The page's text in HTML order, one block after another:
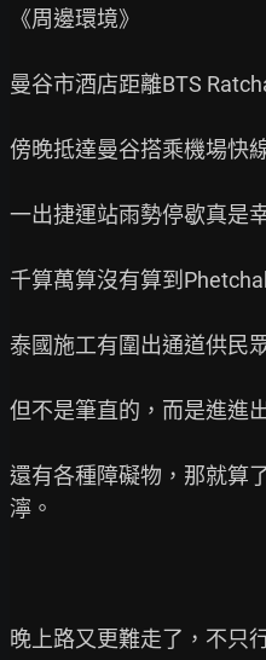
《周邊環境》
曼谷市酒店距離BTS
傍晚抵達曼谷搭乘機場快
一出捷運站雨勢停歇真是
千算萬算沒有算到
泰國施工有圍出通道供民
但不是筆直的，而是進進
還有各種障礙物，那就算
濘。
晚上路又更難走了，不只